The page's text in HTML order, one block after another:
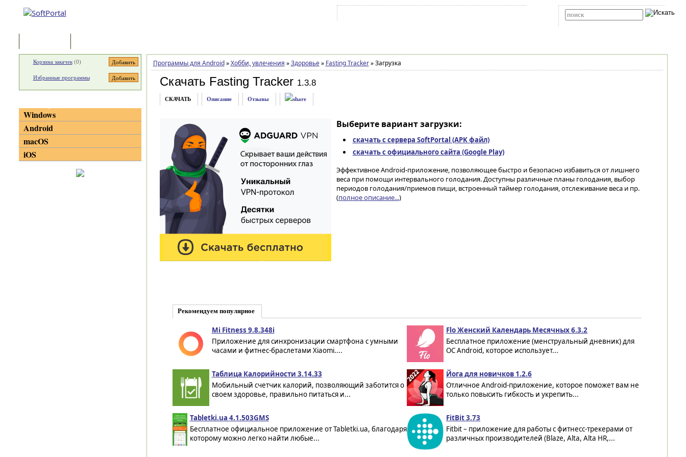
Программы для Android » Хобби, увлечения » Здоровье » Fasting Tracker »Загрузка
Скачать Fasting Tracker 1.3.8
СКАЧАТЬ Описание Отзывы
Выберите вариант загрузки:
скачать с сервера SoftPortal (APK файл)
скачать с официального сайта (Google Play)
Эффективное Android-приложение, позволяющее быстро и безопасно избавиться от лишнего
веса при помощи интервального голодания. Доступны различные планы голодания, выбор
периодов голодания/приемов пищи, встроенный таймер голодания, отслеживание веса и пр.
(полное описание...)
Рекомендуем популярное
Mi Fitness 9.8.348i
Приложение для синхронизации смартфона с умными
часами и фитнес-браслетами Xiaomi....
Flo Женский Календарь Месячных 6.3.2
Бесплатное приложение (менструальный дневник) для
ОС Android, которое использует...
Таблица Калорийности 3.14.33
Мобильный счетчик калорий, позволяющий заботится о
своем здоровье, правильно питаться и...
Йога для новичков 1.2.6
Отличное Android-приложение, которое поможет вам не
только повысить гибкость и укрепить...
Tabletki.ua 4.1.503GMS
Бесплатное официальное приложение от Tabletki.ua, благодаря
которому можно легко найти любые...
FitBit 3.73
Fitbit – приложение для работы с фитнесс-трекерами от
различных производителей (Blaze, Alta, Alta HR,...
Корзина закачек(0)
Избранные программы
Windows
Android
macOS
iOS